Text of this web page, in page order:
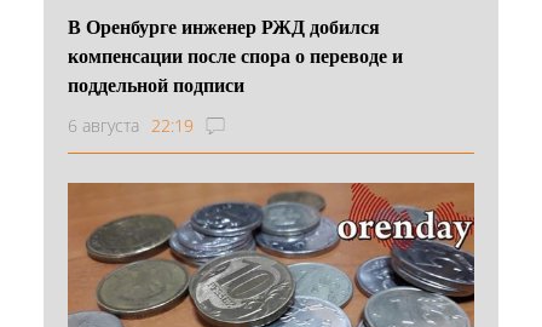
В Оренбурге инженер РЖД добился
компенсации после спора о переводе и
поддельной подписи
6 августа 22:19